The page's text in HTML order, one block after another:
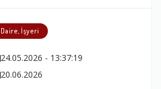
Daire, İşyeri
24.05.2026 - 13:37:19
20.06.2026